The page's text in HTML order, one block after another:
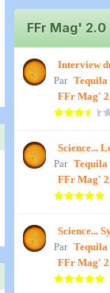
FFr Mag' 2.0
Interview
par
Par
FFr Mag'
Science...
») par
Par
FFr Mag'
Science...
spatiale,
Par
FFr Mag'